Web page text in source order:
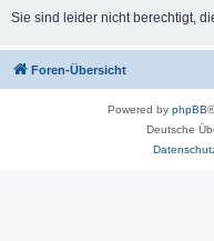
Sie sind leider nicht berechtigt,
Foren-Übersicht
Powered by phpBB
Deutsche